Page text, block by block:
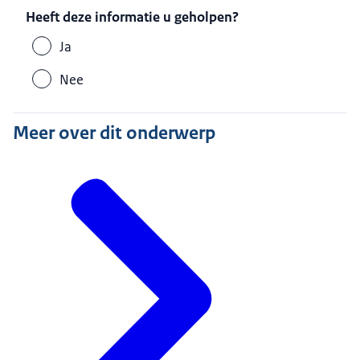
Heeft deze informatie u geholpen?
Ja
Nee
Meer over dit onderwerp